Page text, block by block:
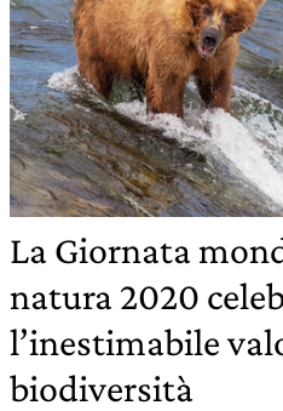
La Giornata
natura 2020
l’inestimabile
biodiversità